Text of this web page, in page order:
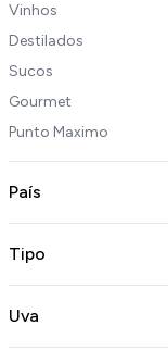
Vinhos
Destilados
Sucos
Gourmet
Punto Maximo
País
Tipo
Uva